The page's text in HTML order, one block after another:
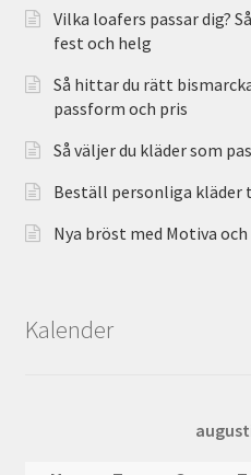
Vilka loafers passar dig?
fest och helg
Så hittar du rätt
passform och pris
Så väljer du kläder som
Beställ personliga
Nya bröst med Motiva
Kalender